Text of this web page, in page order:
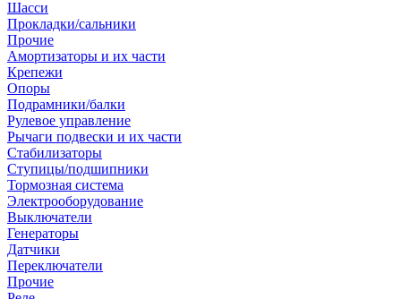
Шасси
Прокладки/сальники
Прочие
Амортизаторы и их части
Крепежи
Опоры
Подрамники/балки
Рулевое управление
Рычаги подвески и их части
Стабилизаторы
Ступицы/подшипники
Тормозная система
Электрооборудование
Выключатели
Генераторы
Датчики
Переключатели
Прочие